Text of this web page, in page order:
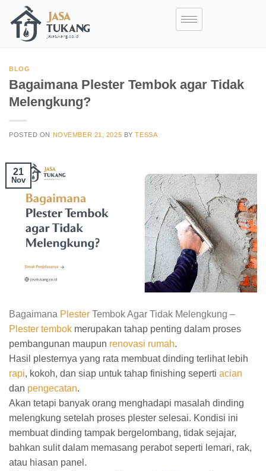
BLOG
Bagaimana Plester Tembok agar Tidak
Melengkung?
POSTED ON NOVEMBER 21, 2025 BYTESSA
21
Nov
Bagaimana Plester Tembok Agar Tidak Melengkung –
Plester tembok merupakan tahap penting dalam proses
pembangunan maupun renovasi rumah.
Hasil plesternya yang rata membuat dinding terlihat lebih
rapi, kokoh, dan siap untuk tahap finishing seperti acian
dan pengecatan.
Akan tetapi banyak orang menghadapi masalah dinding
melengkung setelah proses plester selesai. Kondisi ini
membuat dinding tampak bergelombang, tidak sejajar,
bahkan sulit dalam memasang perabot seperti lemari, rak,
atau hiasan panel.